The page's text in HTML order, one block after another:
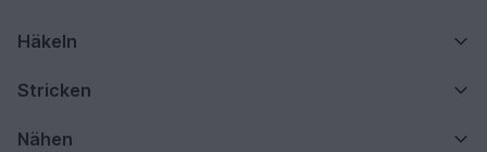
Häkeln
Stricken
Nähen